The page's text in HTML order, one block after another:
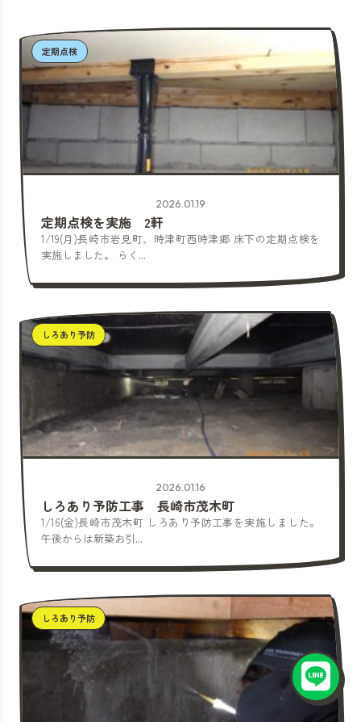
定期点検
2026.01.19
定期点検を実施 2軒
1/19(月)長崎市岩見町、時津町西時津郷 床下の定期点検を
実施しました。 らく...
しろあり予防
2026.01.16
しろあり予防工事 長崎市茂木町
1/16(金)長崎市茂木町 しろあり予防工事を実施しました。
午後からは新築お引...
しろあり予防